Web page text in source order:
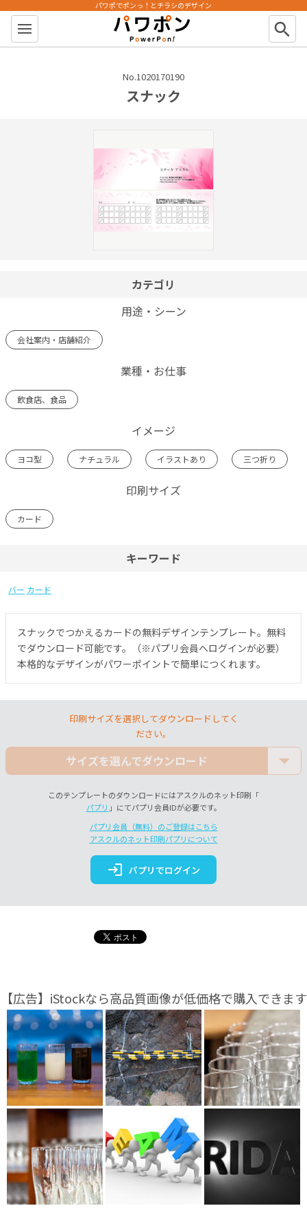
パワポン
パワポでポンっ！とチラシのデザイン
search
No.1020170190
スナック
カテゴリ
用途・シーン
会社案内・店舗紹介
業種・お仕事
飲食店、食品
イメージ
ヨコ型 ナチュラル イラストあり 三つ折り
印刷サイズ
カード
キーワード
バー カード
スナックでつかえるカードの無料デザインテンプレート。無料
でダウンロード可能です。（※パプリ会員へログインが必要）
本格的なデザインがパワーポイントで簡単につくれます。
印刷サイズを選択してダウンロードしてく
ださい。
サイズを選んでダウンロード
このテンプレートのダウンロードにはアスクルのネット印刷「
パプリ 」にてパプリ会員IDが必要です。
パプリ会員（無料）のご登録はこちら
アスクルのネット印刷パプリについて
login パプリでログイン
【広告】iStockなら高品質画像が低価格で購入できます